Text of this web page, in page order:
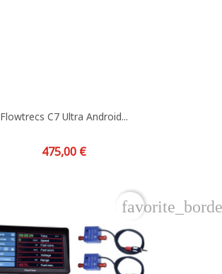
Flowtrecs C7 Ultra Android...
Prix
475,00 €